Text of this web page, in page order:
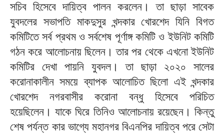
সচিব হিসেবে দায়িত্ব পালন করলেন। তা ছাড়া সাবেক
যুবদলের সভাপতি মাকদুসুর খন্দকার খোরশেদ যিনি বিগত
কমিটিতে সর্ব প্রথম ও সর্বশেষ পূর্ণাঙ্গ কমিটি ও ইউনিট কমিটি
গঠন করে আলোচনায় ছিলেন। তার পর থেকে এখনো ইউনিট
কমিটির দেখা পায়নি যুবদল। তা ছাড়া ২০২০ সালের
করোনাকালীন সময়ে ব্যাপক আলোচিত ছিলো এই খন্দকার
খোরশেদ নগরবাসীর করোনা বন্ধু হিসেবে পরিচিত
হয়েছিলেন। যাকে ঘিরে তিনিও আলোচনায় রয়েছেন। কিন্তু
শেষ পর্যন্ত কার ভাগ্যে মহানগর বিএনপির দায়িত্ব পরে সেটা